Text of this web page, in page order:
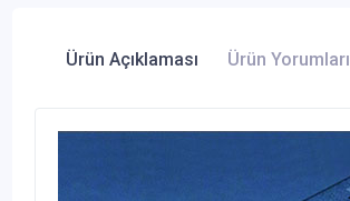
Ürün Açıklaması Ürün Yorumları